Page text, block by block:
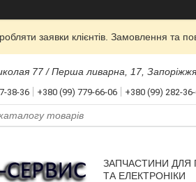
заявки клієнтів. Замовлення та
77 / Перша ливарна, 17,
38-36 +380 (99) 779-66-06 +380 (99) 282-36-
ЗАПЧАСТИНИ ДЛЯ
ТА ЕЛЕКТРОНІКИ